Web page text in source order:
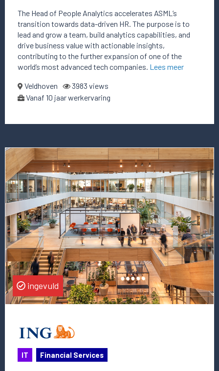
The Head of People Analytics accelerates ASML’s
transition towards data-driven HR. The purpose is to
lead and grow a team, build analytics capabilities, and
drive business value with actionable insights,
contributing to the further expansion of one of the
world’s most advanced tech companies. Lees meer
Veldhoven
3983 views
Vanaf 10 jaar werkervaring
Lees
meer
over
deze
vacature
Area
Lead
of
Data
Management
ingevuld
IT Financial Services